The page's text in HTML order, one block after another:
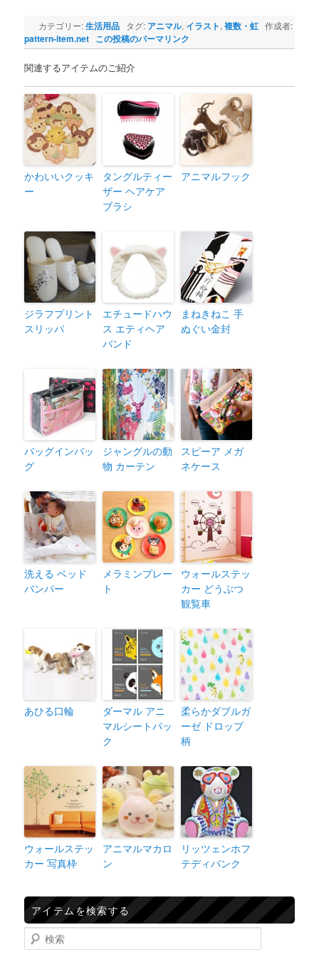
カテゴリー:生活用品 タグ: アニマル, イラスト,複数・虹 作成者:
pattern-item.net この投稿のパーマリンク
関連するアイテムのご紹介
かわいいクッキ
ー
タングルティー
ザー ヘアケア
ブラシ
アニマルフック
ジラフプリント
スリッパ
エチュードハウ
ス エティヘア
バンド
まねきねこ 手
ぬぐい金封
バッグインバッ
グ
ジャングルの動
物 カーテン
スピーア メガ
ネケース
洗える ベッド
バンパー
メラミンプレー
ト
ウォールステッ
カー どうぶつ
観覧車
あひる口輪
ダーマル アニ
マルシートパッ
ク
柔らかダブルガ
ーゼ ドロップ
柄
ウォールステッ
カー 写真枠
アニマルマカロ
ン
リッツェンホフ
テディバンク
アイテムを検索する
検索